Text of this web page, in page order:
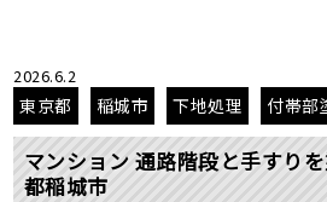
2026.6.2
東京都 稲城市 下地処理 付帯部
マンション 通路階段と手すり
都稲城市